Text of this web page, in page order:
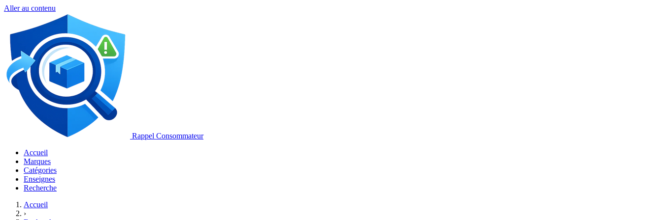
Aller au contenu
Rappel Consommateur
Accueil
Marques
Catégories
Enseignes
Recherche
Accueil
›